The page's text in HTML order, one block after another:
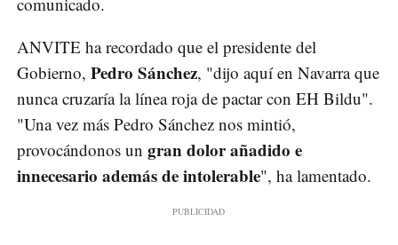
ANVITE ha recordado que el presidente del
Gobierno, Pedro Sánchez, "dijo aquí en Navarra que
nunca cruzaría la línea roja de pactar con EH Bildu".
"Una vez más Pedro Sánchez nos mintió,
provocándonos un gran dolor añadido e
innecesario además de intolerable", ha lamentado.